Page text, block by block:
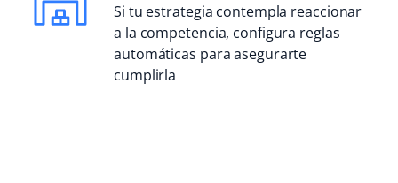
Si tu estrategia contempla reaccionar
a la competencia, configura reglas
automáticas para asegurarte
cumplirla